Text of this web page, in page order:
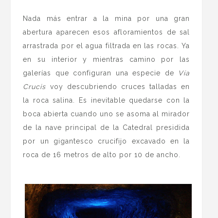
Nada más entrar a la mina por una gran
abertura aparecen esos afloramientos de sal
arrastrada por el agua filtrada en las rocas. Ya
en su interior y mientras camino por las
galerías que configuran una especie de
Vía
Crucis voy descubriendo cruces talladas en
la roca salina. Es inevitable quedarse con la
boca abierta cuando uno se asoma al mirador
de la nave principal de la Catedral presidida
por un gigantesco crucifijo excavado en la
roca de 16 metros de alto por 10 de ancho.